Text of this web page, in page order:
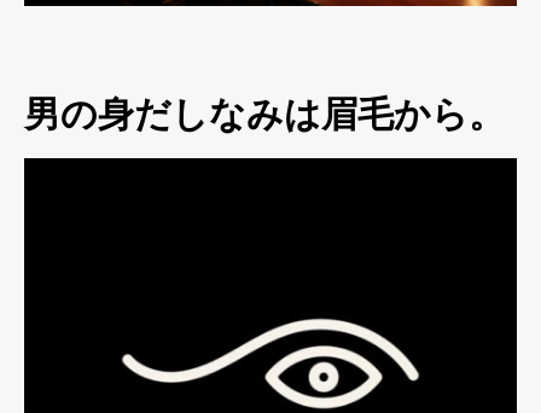
男の身だしなみは眉毛から。